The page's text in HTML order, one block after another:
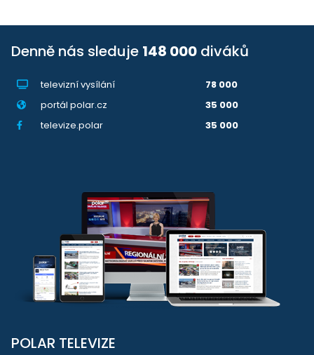
Denně nás sleduje 148 000 diváků
televizní vysílání
78 000
portál polar.cz
35 000
televize.polar
35 000
POLAR TELEVIZE